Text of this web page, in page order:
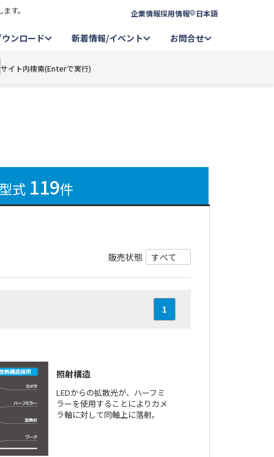
す。 企業情報採用情報 日本語
ウンロード 新着情報/イベント お問合せ
サイト内検索(Enterで実行)
式 119件
販売状態
1
照射構造
LEDからの拡散光が、ハーフミ
ラーを使用することによりカメ
ラ軸に対して同軸上に落射。